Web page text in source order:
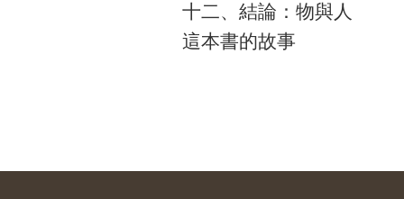
十二、結論：物與人
這本書的故事